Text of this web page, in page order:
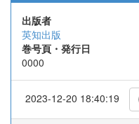
出版者
英知出版
巻号頁・発行日
0000
2023-12-20 18:40:19